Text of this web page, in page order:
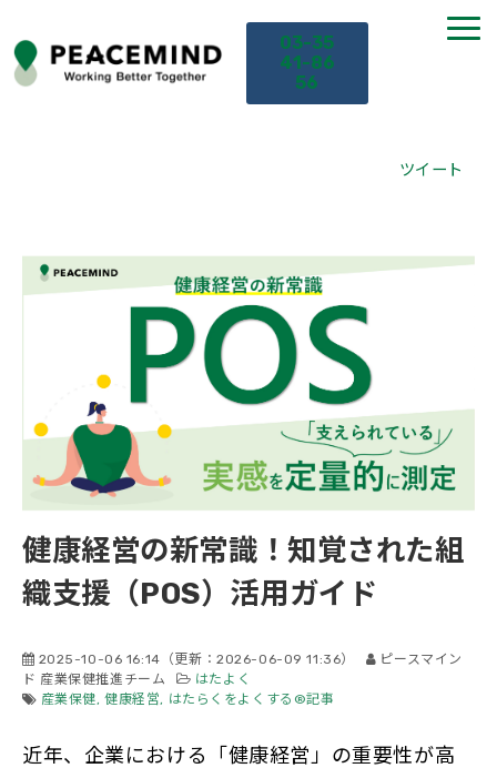
03-35
41-86
56
課題から探す
お役立ち情報
導入事例
会社概要
ツイート
健康経営の新常識！知覚された組
織支援（POS）活用ガイド
2025-10-06 16:14 （更新：2026-06-09 11:36）
ピースマイン
ド 産業保健推進チーム
はたよく
産業保健 健康経営 はたらくをよくする®記事
近年、企業における「健康経営」の重要性が高